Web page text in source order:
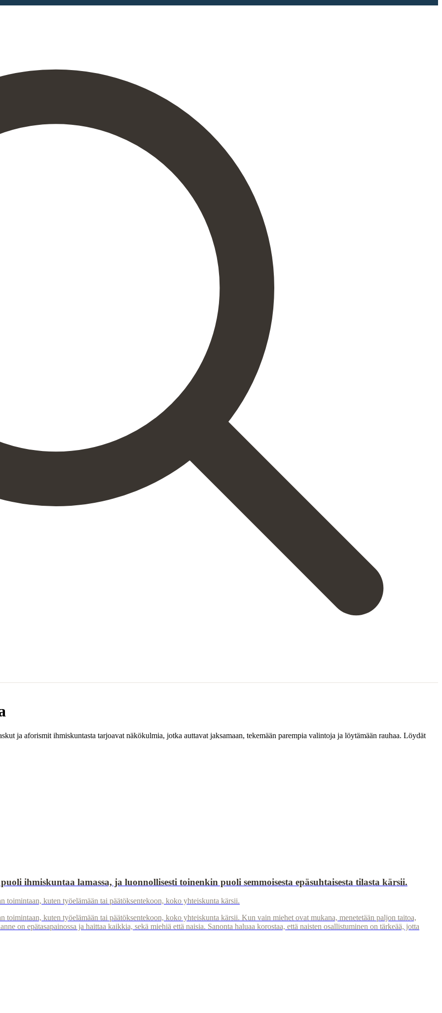
ja aforismit ihmiskuntasta tarjoavat näkökulmia, jotka auttavat jaksamaan, tekemään parempia valintoja ja löytämään rauhaa. Löydät
ihmiskuntaa lamassa, ja luonnollisesti toinenkin puoli semmoisesta epäsuhtaisesta tilasta kärsii.
toimintaan, kuten työelämään tai päätöksentekoon, koko yhteiskunta kärsii.
toimintaan, kuten työelämään tai päätöksentekoon, koko yhteiskunta kärsii. Kun vain miehet ovat mukana, menetetään paljon taitoa,
on epätasapainossa ja haittaa kaikkia, sekä miehiä että naisia. Sanonta haluaa korostaa, että naisten osallistuminen on tärkeää, jotta